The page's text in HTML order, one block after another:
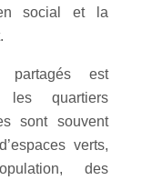
social et la
partagés est
les quartiers
sont souvent
verts,
des